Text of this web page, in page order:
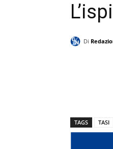
Di
TAGS TASI